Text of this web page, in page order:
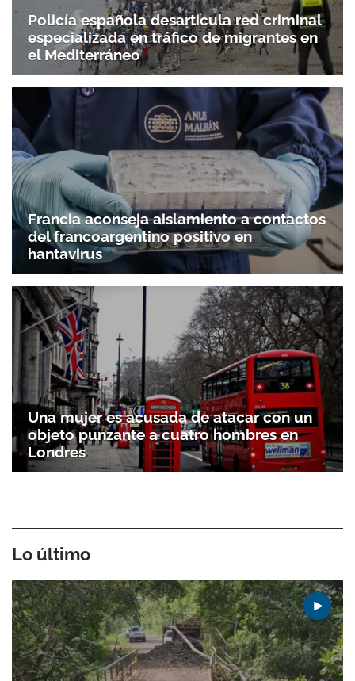
Policía española desarticula red criminal
especializada en tráfico de migrantes en
el Mediterráneo
Francia aconseja aislamiento a contactos
del francoargentino positivo en
hantavirus
Una mujer es acusada de atacar con un
objeto punzante a cuatro hombres en
Londres
Lo último